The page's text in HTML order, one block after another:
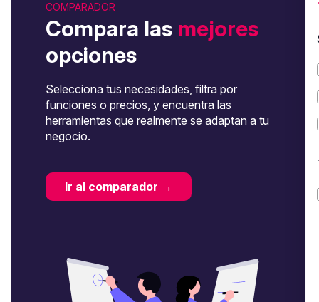
COMPARADOR
Compara las mejores
opciones
Selecciona tus necesidades, filtra por
funciones o precios, y encuentra las
herramientas que realmente se adaptan a tu
negocio.
Ir al comparador →